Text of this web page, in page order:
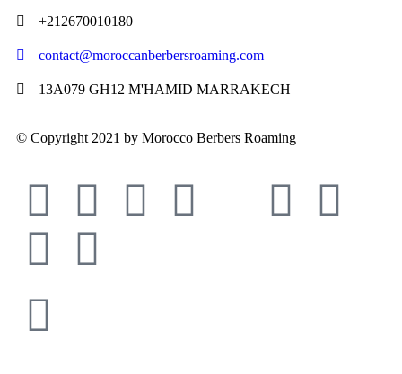
+212670010180
contact@moroccanberbersroaming.com
13A079 GH12 M'HAMID MARRAKECH
© Copyright 2021 by Morocco Berbers Roaming